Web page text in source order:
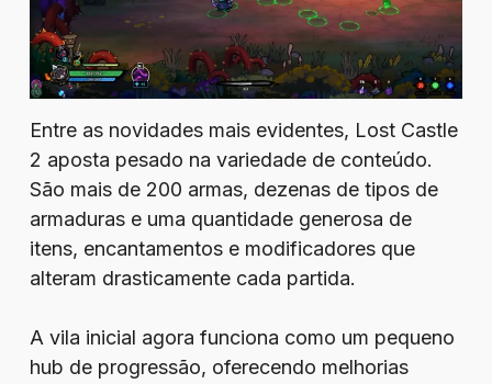
Entre as novidades mais evidentes, Lost Castle
2 aposta pesado na variedade de conteúdo.
São mais de 200 armas, dezenas de tipos de
armaduras e uma quantidade generosa de
itens, encantamentos e modificadores que
alteram drasticamente cada partida.
A vila inicial agora funciona como um pequeno
hub de progressão, oferecendo melhorias